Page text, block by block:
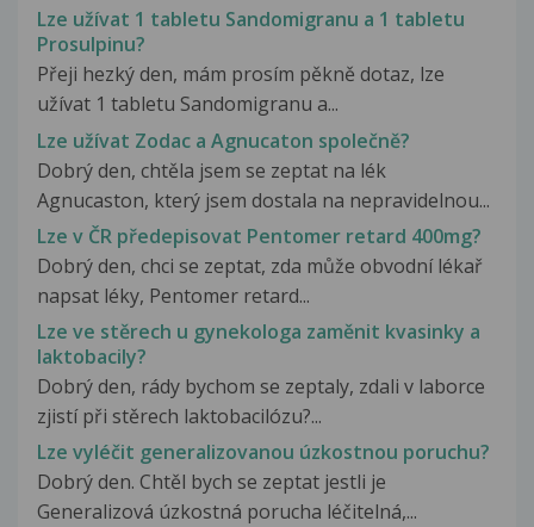
Lze užívat 1 tabletu Sandomigranu a 1 tabletu
Prosulpinu?
Přeji hezký den, mám prosím pěkně dotaz, lze
užívat 1 tabletu Sandomigranu a...
Lze užívat Zodac a Agnucaton společně?
Dobrý den, chtěla jsem se zeptat na lék
Agnucaston, který jsem dostala na nepravidelnou...
Lze v ČR předepisovat Pentomer retard 400mg?
Dobrý den, chci se zeptat, zda může obvodní lékař
napsat léky, Pentomer retard...
Lze ve stěrech u gynekologa zaměnit kvasinky a
laktobacily?
Dobrý den, rády bychom se zeptaly, zdali v laborce
zjistí při stěrech laktobacilózu?...
Lze vyléčit generalizovanou úzkostnou poruchu?
Dobrý den. Chtěl bych se zeptat jestli je
Generalizová úzkostná porucha léčitelná,...